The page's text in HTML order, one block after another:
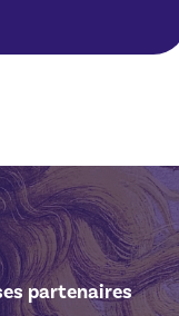
partenaires